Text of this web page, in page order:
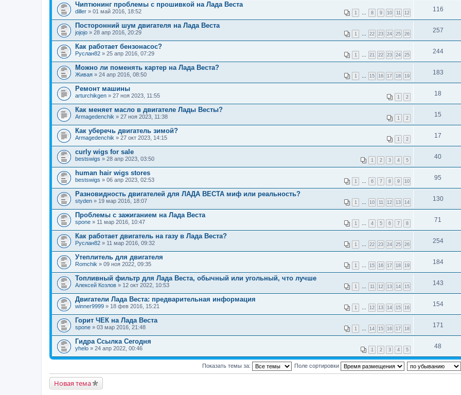
Чиптюнинг проблемы с прошивкой на Лада Веста
1 … 8 9 10 11 12
diller » 01 май 2016, 18:52 116
Посторонний шум двигателя на Лада Веста
1 … 22 23 24 25 26
jojojo » 28 апр 2016, 20:29 257
Как работает бензонасос?
1 … 21 22 23 24 25
Руслан82 » 25 апр 2016, 07:29 244
Можно ли поменять картер на Лада Веста?
1 … 15 16 17 18 19
Живая » 24 апр 2016, 08:50 183
Ремонт машины
1 2
arturchikgen » 27 ноя 2023, 11:55 18
Как меняет масло в двигателе Лады Весты?
1 2
Armagedenchik » 27 ноя 2023, 11:38 15
Как уберечь двигатель зимой?
1 2
Armagedenchik » 27 окт 2023, 14:15 17
curly wigs for sale
1 2 3 4 5
bestswigs » 28 апр 2023, 03:50 40
human hair wigs stores
1 … 6 7 8 9 10
bestswigs » 06 апр 2023, 02:53 95
Разновидность двигателей для ЛАДА ВЕСТА миф или реальность?
1 … 10 11 12 13 14
styden » 19 мар 2016, 18:07 130
Проблемы с зажиганием на Лада Веста
1 … 4 5 6 7 8
spone » 11 мар 2016, 10:47 71
Как работает двигатель на газу в Лада Веста?
1 … 22 23 24 25 26
Руслан82 » 11 мар 2016, 09:32 254
Утеплитель для двигателя
1 … 15 16 17 18 19
Romchik » 09 ноя 2022, 09:35 184
Топливный фильтр для Лада Веста, обычный или угольный, что лучше
1 … 11 12 13 14 15
Алексей Козлов » 12 окт 2022, 10:53 143
Двигатели Лада Веста: предварительная информация
1 … 12 13 14 15 16
winner9999 » 18 фев 2016, 15:21 154
Горит ЧЕК на Лада Веста
1 … 14 15 16 17 18
spone » 03 мар 2016, 21:48 171
Гидра Ссылка Сегодня
1 2 3 4 5
yhelo » 24 апр 2022, 00:46 48
Показать темы за: Поле сортировки
Новая тема